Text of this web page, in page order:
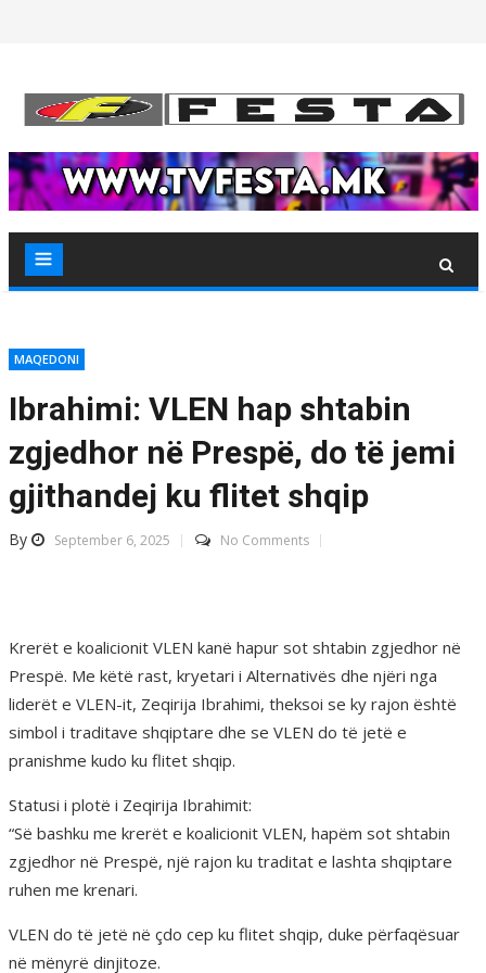
MAQEDONI
Ibrahimi: VLEN hap shtabin
zgjedhor në Prespë, do të jemi
gjithandej ku flitet shqip
By September 6, 2025 No Comments
Krerët e koalicionit VLEN kanë hapur sot shtabin zgjedhor në
Prespë. Me këtë rast, kryetari i Alternativës dhe njëri nga
liderët e VLEN-it, Zeqirija Ibrahimi, theksoi se ky rajon është
simbol i traditave shqiptare dhe se VLEN do të jetë e
pranishme kudo ku flitet shqip.
Statusi i plotë i Zeqirija Ibrahimit:
“Së bashku me krerët e koalicionit VLEN, hapëm sot shtabin
zgjedhor në Prespë, një rajon ku traditat e lashta shqiptare
ruhen me krenari.
VLEN do të jetë në çdo cep ku flitet shqip, duke përfaqësuar
në mënyrë dinjitoze.